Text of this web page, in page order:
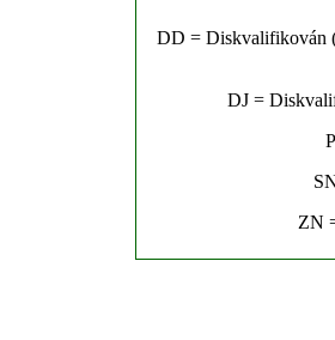
DD = Diskvalifikován
DJ =
ZN